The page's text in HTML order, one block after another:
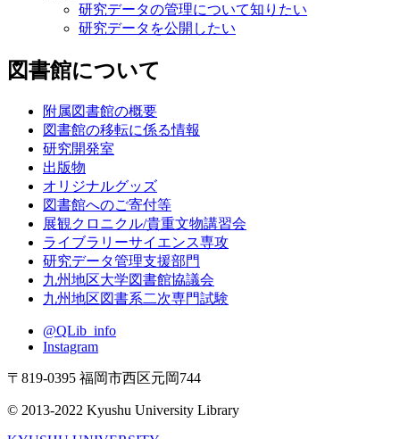
研究データの管理について知りたい
研究データを公開したい
図書館について
附属図書館の概要
図書館の移転に係る情報
研究開発室
出版物
オリジナルグッズ
図書館へのご寄付等
展観クロニクル/貴重文物講習会
ライブラリーサイエンス専攻
研究データ管理支援部門
九州地区大学図書館協議会
九州地区図書系二次専門試験
@QLib_info
Instagram
〒819-0395 福岡市西区元岡744
© 2013-2022 Kyushu University Library